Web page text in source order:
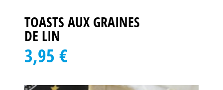
TOASTS AUX GRAINES
DE LIN
3,95 €